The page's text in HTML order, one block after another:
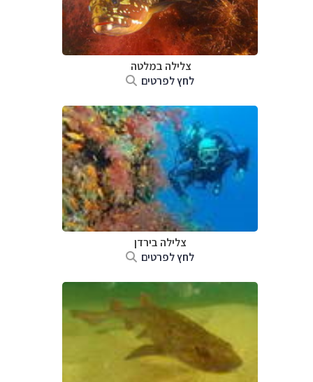
צלילה במלטה
לחץ לפרטים
צלילה בירדן
לחץ לפרטים